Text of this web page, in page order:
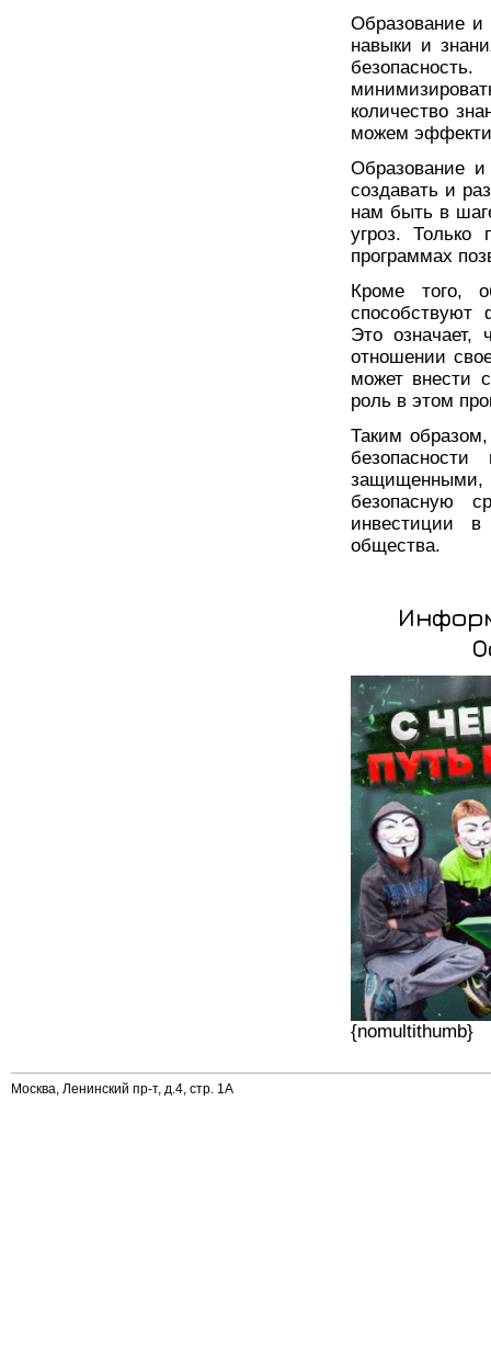
Образование
навыки и
количество
можем
Образование и
создавать и
нам быть в
угроз. Только
программах
Кроме того,
способствуют
Это означает,
отношении
может внести
роль в этом
Таким
защищенными,
безопасную
инвестиции
общества.
{nomultithumb}
Москва, Ленинский пр-т, д.4, стр. 1А